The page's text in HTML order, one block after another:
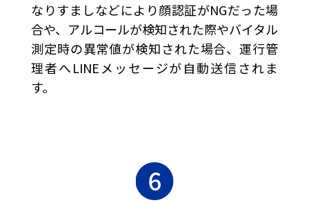
なりすましなどにより顔認証がNGだった場
合や、アルコールが検知された際やバイタル
測定時の異常値が検知された場合、運行管
理者へLINEメッセージが自動送信されま
す。